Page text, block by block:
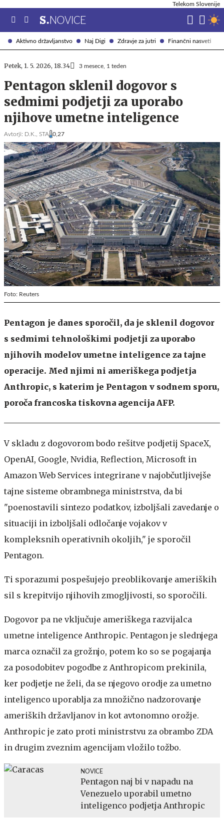
Aktivno državljanstvo Naj Digi Zdravje za jutri Finančni nasveti
Telekom Slovenije
Petek, 1. 5. 2026, 18.34 3 mesece, 1 teden
Pentagon sklenil dogovor s
sedmimi podjetji za uporabo
njihove umetne inteligence
Avtorji: D.K., STA 0,27
Foto: Reuters
Pentagon je danes sporočil, da je sklenil dogovor
s sedmimi tehnološkimi podjetji za uporabo
njihovih modelov umetne inteligence za tajne
operacije. Med njimi ni ameriškega podjetja
Anthropic, s katerim je Pentagon v sodnem sporu,
poroča francoska tiskovna agencija AFP.
V skladu z dogovorom bodo rešitve podjetij SpaceX,
OpenAI, Google, Nvidia, Reflection, Microsoft in
Amazon Web Services integrirane v najobčutljivejše
tajne sisteme obrambnega ministrstva, da bi
"poenostavili sintezo podatkov, izboljšali zavedanje o
situaciji in izboljšali odločanje vojakov v
kompleksnih operativnih okoljih," je sporočil
Pentagon.
Ti sporazumi pospešujejo preoblikovanje ameriških
sil s krepitvijo njihovih zmogljivosti, so sporočili.
Dogovor pa ne vključuje ameriškega razvijalca
umetne inteligence Anthropic. Pentagon je slednjega
marca označil za grožnjo, potem ko so se pogajanja
za posodobitev pogodbe z Anthropicom prekinila,
ker podjetje ne želi, da se njegovo orodje za umetno
inteligenco uporablja za množično nadzorovanje
ameriških državljanov in kot avtonomno orožje.
Anthropic je zato proti ministrstvu za obrambo ZDA
in drugim zveznim agencijam vložilo tožbo.
NOVICE
Pentagon naj bi v napadu na
Venezuelo uporabil umetno
inteligenco podjetja Anthropic